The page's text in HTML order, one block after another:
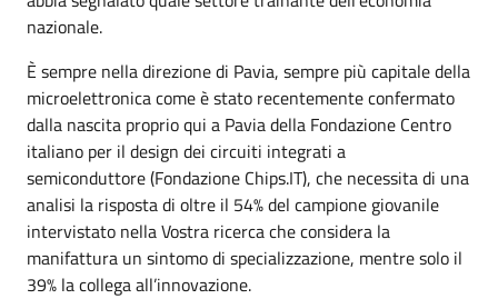
nazionale.
È sempre nella direzione di Pavia, sempre più capitale della
microelettronica come è stato recentemente confermato
dalla nascita proprio qui a Pavia della Fondazione Centro
italiano per il design dei circuiti integrati a
semiconduttore (Fondazione Chips.IT), che necessita di una
analisi la risposta di oltre il 54% del campione giovanile
intervistato nella Vostra ricerca che considera la
manifattura un sintomo di specializzazione, mentre solo il
39% la collega all’innovazione.